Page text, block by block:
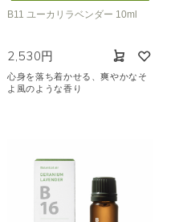
B11 ユーカリラベンダー 10ml
2,530円
心身を落ち着かせる、爽やかなそ
よ風のような香り